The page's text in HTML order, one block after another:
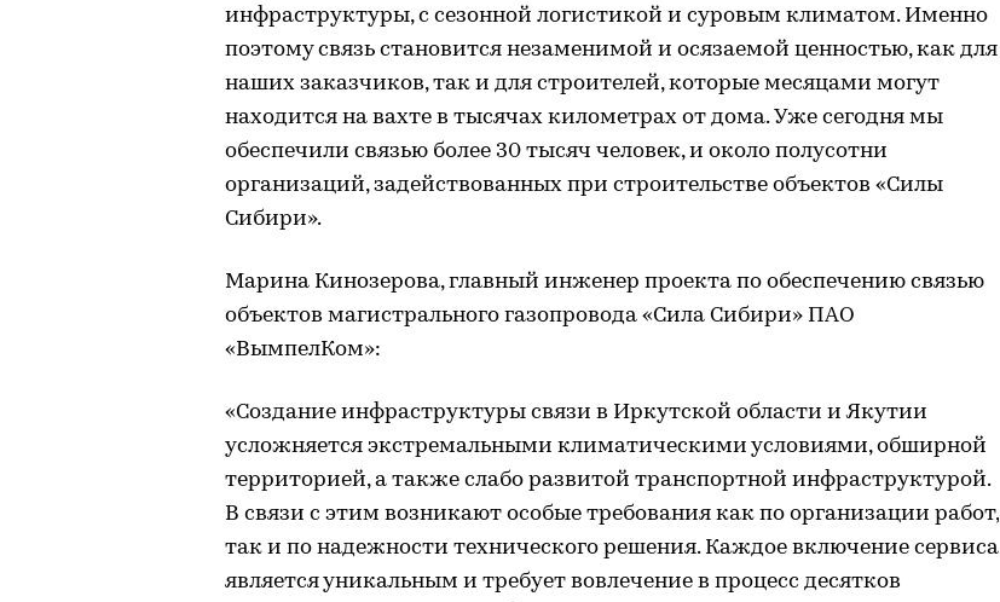
инфраструктуры, с сезонной логистикой и суровым климатом. Именно
поэтому связь становится незаменимой и осязаемой ценностью, как для
наших заказчиков, так и для строителей, которые месяцами могут
находится на вахте в тысячах километрах от дома. Уже сегодня мы
обеспечили связью более 30 тысяч человек, и около полусотни
организаций, задействованных при строительстве объектов «Силы
Сибири».
Марина Кинозерова, главный инженер проекта по обеспечению связью
объектов магистрального газопровода «Сила Сибири» ПАО
«ВымпелКом»:
«Создание инфраструктуры связи в Иркутской области и Якутии
усложняется экстремальными климатическими условиями, обширной
территорией, а также слабо развитой транспортной инфраструктурой.
В связи с этим возникают особые требования как по организации работ,
так и по надежности технического решения. Каждое включение сервиса
является уникальным и требует вовлечение в процесс десятков